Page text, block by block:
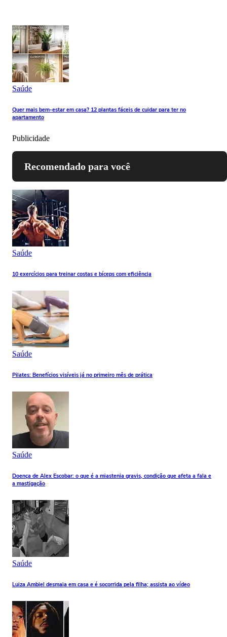
Saúde
Quer mais bem-estar em casa? 12 plantas fáceis de cuidar para ter no
apartamento
Publicidade
Recomendado para você
Saúde
10 exercícios para treinar costas e bíceps com eficiência
Saúde
Pilates: Benefícios visíveis já no primeiro mês de prática
Saúde
Doença de Alex Escobar: o que é a miastenia gravis, condição que afeta a fala e
a mastigação
Saúde
Luiza Ambiel desmaia em casa e é socorrida pela filha; assista ao vídeo